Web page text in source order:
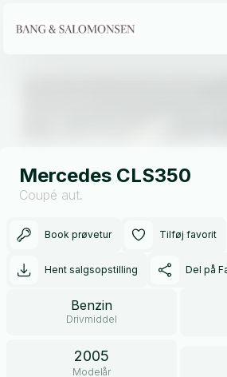
Mercedes CLS350
Coupé aut.
Book prøvetur Tilføj favorit
Hent salgsopstilling Del på
Benzin
Drivmiddel
2005
Modelår